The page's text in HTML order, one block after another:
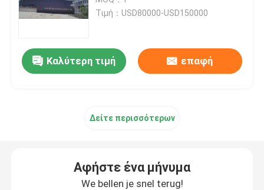
μηχανή τοποθέτησης σε στρώματα χαρτονιού
μηχανή φακέλλων gluer
Τιμή：USD80000-USD150000
Καλύτερη τιμή επαφή
Δείτε περισσότερων
Αφήστε ένα μήνυμα
We bellen je snel terug!